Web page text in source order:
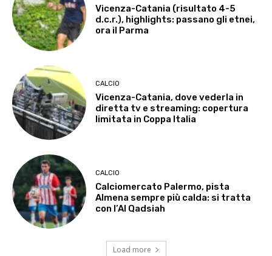
Vicenza-Catania (risultato 4-5
d.c.r.), highlights: passano gli etnei,
ora il Parma
CALCIO
Vicenza-Catania, dove vederla in
diretta tv e streaming: copertura
limitata in Coppa Italia
CALCIO
Calciomercato Palermo, pista
Almena sempre più calda: si tratta
con l’Al Qadsiah
Load more